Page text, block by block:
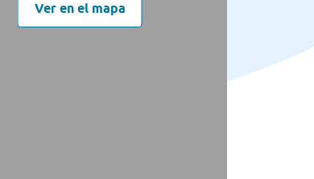
Ver en el mapa